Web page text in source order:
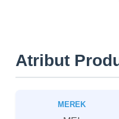
Atribut
MEREK